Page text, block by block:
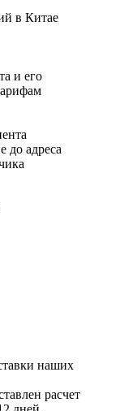
в Китае
и его
до адреса
наших
расчет